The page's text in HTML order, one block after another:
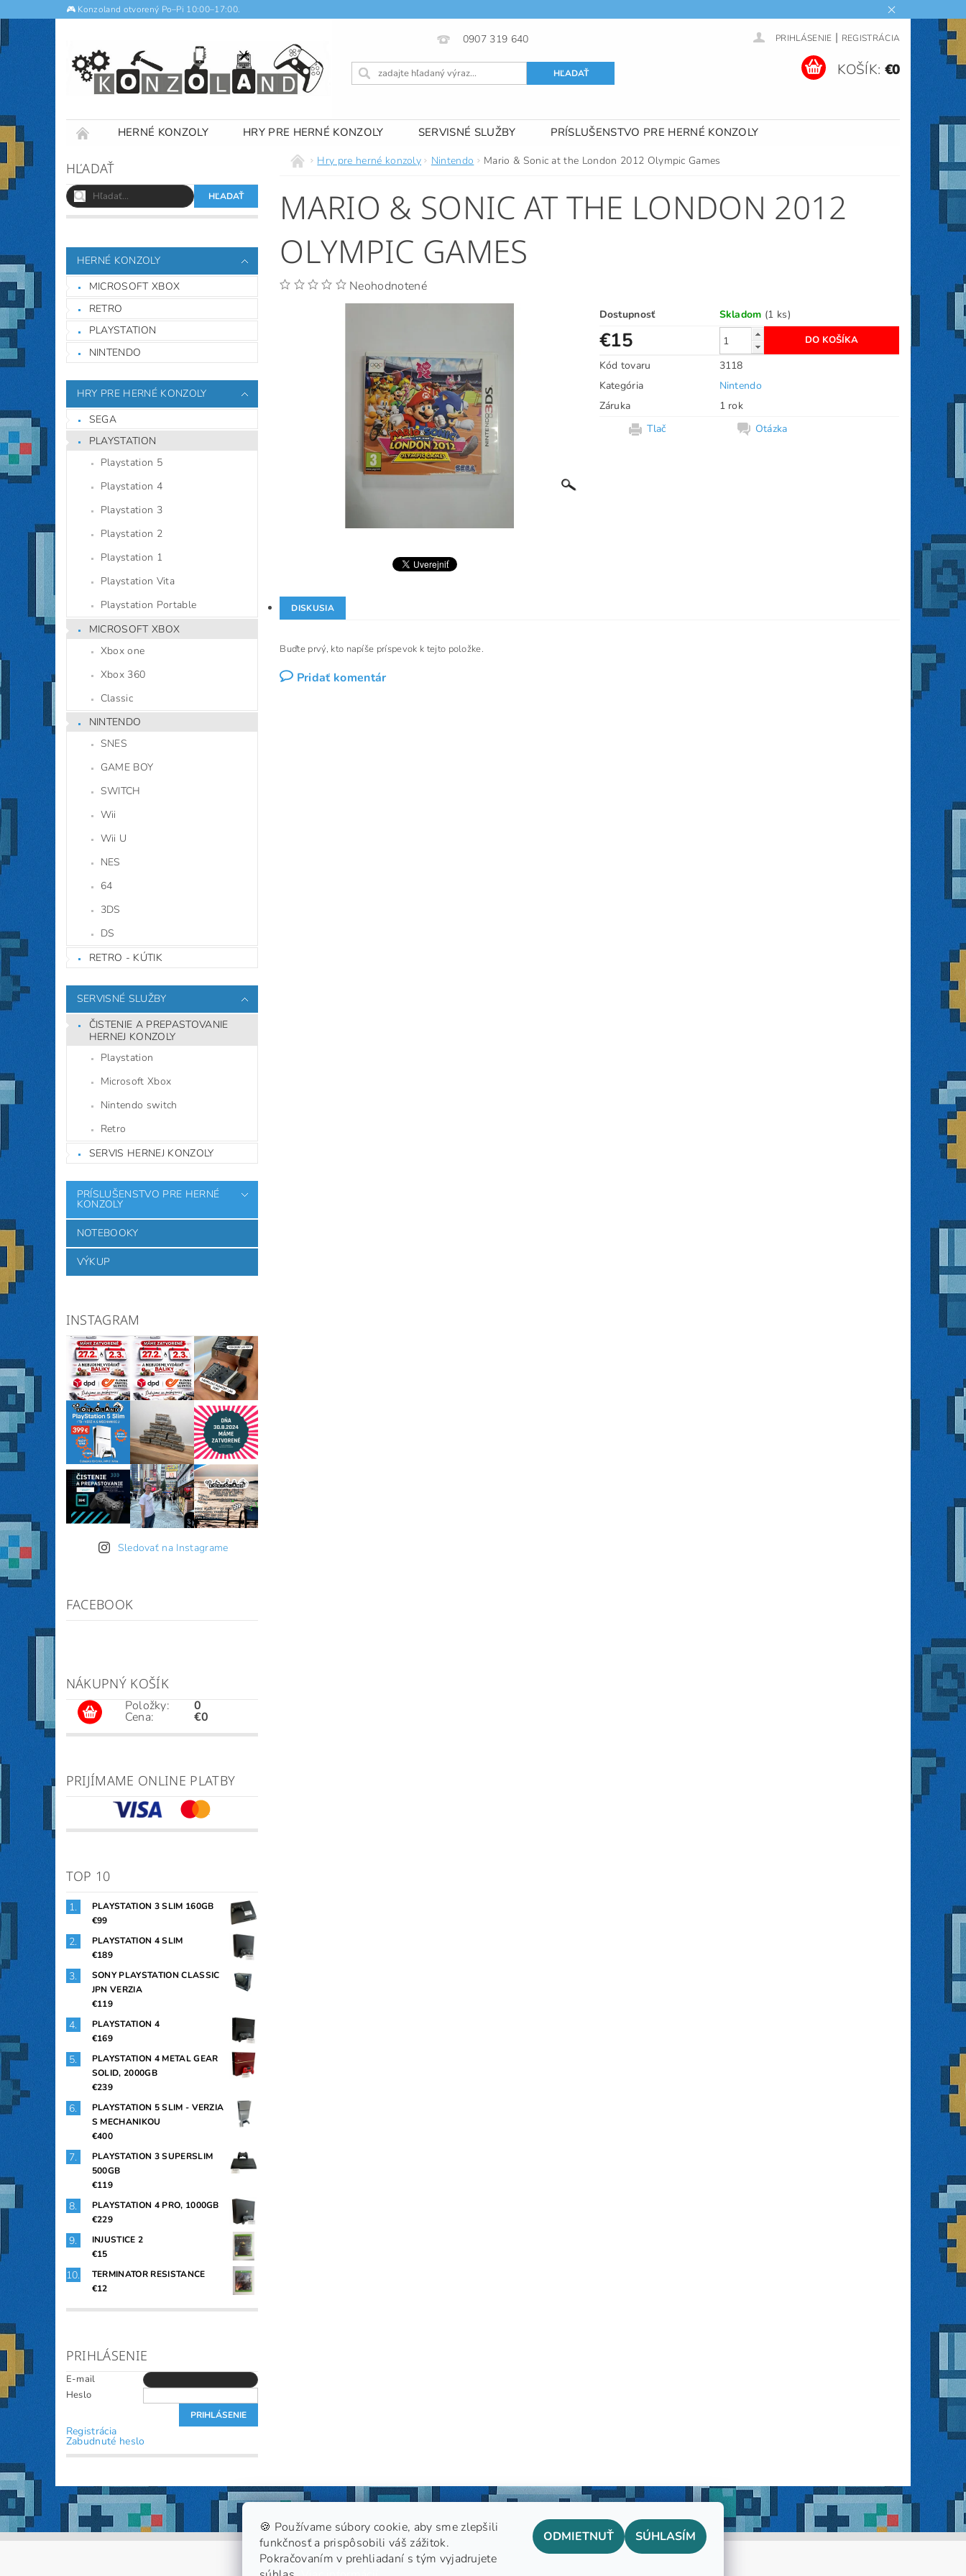
🎮 Konzoland otvorený Po–Pi 10:00–17:00.
0907 319 640 PRIHLÁSENIE | REGISTRÁCIA
KOŠÍK: €0
HERNÉ KONZOLY HRY PRE HERNÉ KONZOLY SERVISNÉ SLUŽBY
PRÍSLUŠENSTVO PRE HERNÉ KONZOLY
NOTEBOOKY
OBCHODNÉ PODMIENKY KONTAKTY
HĽADAŤ
HERNÉ KONZOLY
MICROSOFT XBOX
RETRO
PLAYSTATION
NINTENDO
HRY PRE HERNÉ KONZOLY
SEGA
PLAYSTATION
Playstation 5
Playstation 4
Playstation 3
Playstation 2
Playstation 1
Playstation Vita
Playstation Portable
MICROSOFT XBOX
Xbox one
Xbox 360
Classic
NINTENDO
SNES
GAME BOY
SWITCH
Wii
Wii U
NES
64
3DS
DS
RETRO - KÚTIK
SERVISNÉ SLUŽBY
ČISTENIE A PREPASTOVANIE
HERNEJ KONZOLY
Playstation
Microsoft Xbox
Nintendo switch
Retro
SERVIS HERNEJ KONZOLY
PRÍSLUŠENSTVO PRE HERNÉ
KONZOLY
NOTEBOOKY
VÝKUP
INSTAGRAM
Sledovať na Instagrame
FACEBOOK
NÁKUPNÝ KOŠÍK
Položky:
Cena:
0
€0
PRIJÍMAME ONLINE PLATBY
TOP 10
PLAYSTATION 3 SLIM 160GB
€99
PLAYSTATION 4 SLIM
€189
SONY PLAYSTATION CLASSIC
JPN VERZIA
€119
PLAYSTATION 4
€169
PLAYSTATION 4 METAL GEAR
SOLID, 2000GB
€239
PLAYSTATION 5 SLIM - VERZIA
S MECHANIKOU
€400
PLAYSTATION 3 SUPERSLIM
500GB
€119
PLAYSTATION 4 PRO, 1000GB
€229
INJUSTICE 2
€15
TERMINATOR RESISTANCE
€12
PRIHLÁSENIE
E-mail
Heslo
Registrácia
Zabudnuté heslo
Hry pre herné konzoly Nintendo Mario & Sonic at the London 2012 Olympic Games
MARIO & SONIC AT THE LONDON 2012
OLYMPIC GAMES
Neohodnotené
Dostupnosť Skladom (1 ks)
€15
Kód tovaru
3118
Kategória
Nintendo
Záruka
1 rok
Tlač
Otázka
DISKUSIA
Buďte prvý, kto napíše príspevok k tejto položke.
Pridať komentár
GDPR
🍪 Používame súbory cookie, aby sme zlepšili
funkčnosť a prispôsobili váš zážitok.
Pokračovaním v prehliadaní s tým vyjadrujete
ODMIETNUŤ SÚHLASÍM